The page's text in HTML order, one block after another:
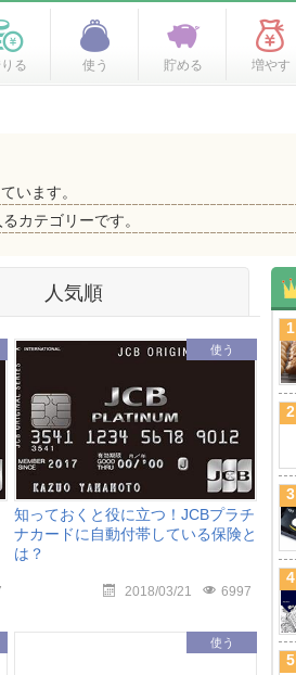
る 使う 貯める 増やす
います。
カテゴリーです。
人気順
使う
知っておくと役に立つ！JCBプラチ
ナカードに自動付帯している保険と
は？
2018/03/21 6997
使う
1
2
3
4
5